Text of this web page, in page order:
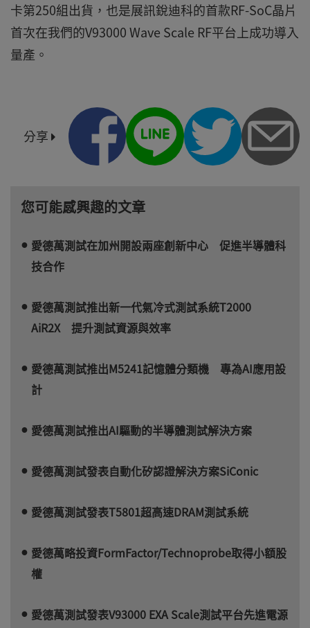
卡第250組出貨，也是展訊銳迪科的首款RF-SoC晶片
首次在我們的V93000 Wave Scale RF平台上成功導入
量產。
分享
您可能感興趣的文章
愛德萬測試在加州開設兩座創新中心 促進半導體科
技合作
愛德萬測試推出新一代氣冷式測試系統T2000
AiR2X 提升測試資源與效率
愛德萬測試推出M5241記憶體分類機 專為AI應用設
計
愛德萬測試推出AI驅動的半導體測試解決方案
愛德萬測試發表自動化矽認證解決方案SiConic
愛德萬測試發表T5801超高速DRAM測試系統
愛德萬略投資FormFactor/Technoprobe取得小額股
權
愛德萬測試發表V93000 EXA Scale測試平台先進電源